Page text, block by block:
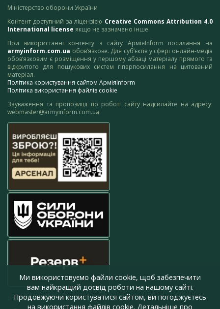
Міністерство оборони України
Контент доступний за ліцензією Creative Commons Attribution 4.0
International license якщо не зазначено інше.
При використанні контенту з сайту АрміяInform посилання на
armyinform.com.ua обов’язкове. Для суб’єктів у сфері онлайн-медіа
обов’язковим є розміщення у першому абзаці матеріалу прямого та
відкритого для пошукових систем гіперпосилання на цитований
матеріал.
Політика користування сайтом АрміяInform
Політика використання файлів cookie
Зауваження та пропозиції по роботі сайту надсилайте на адресу:
webmaster@armyinform.com.ua
press@armyinform.com.ua
Ми використовуємо файли cookie, щоб забезпечити
вам найкращий досвід роботи на нашому сайті.
Продовжуючи користуватися сайтом, ви погоджуєтесь
на використання файлів cookie. Детальніше про